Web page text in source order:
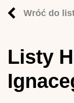
Wróć do
Listy